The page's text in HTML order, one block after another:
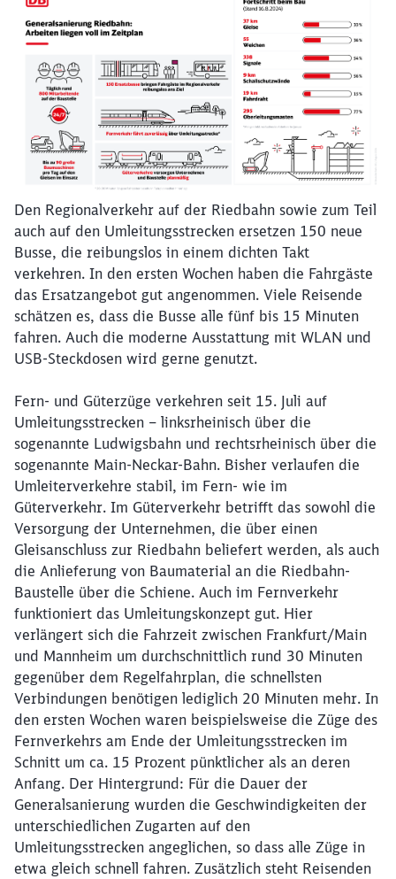
Den Regionalverkehr auf der Riedbahn sowie zum Teil
auch auf den Umleitungsstrecken ersetzen 150 neue
Busse, die reibungslos in einem dichten Takt
verkehren. In den ersten Wochen haben die Fahrgäste
das Ersatzangebot gut angenommen. Viele Reisende
schätzen es, dass die Busse alle fünf bis 15 Minuten
fahren. Auch die moderne Ausstattung mit WLAN und
USB-Steckdosen wird gerne genutzt.
Fern- und Güterzüge verkehren seit 15. Juli auf
Umleitungsstrecken – linksrheinisch über die
sogenannte Ludwigsbahn und rechtsrheinisch über die
sogenannte Main-Neckar-Bahn. Bisher verlaufen die
Umleiterverkehre stabil, im Fern- wie im
Güterverkehr. Im Güterverkehr betrifft das sowohl die
Versorgung der Unternehmen, die über einen
Gleisanschluss zur Riedbahn beliefert werden, als auch
die Anlieferung von Baumaterial an die Riedbahn-
Baustelle über die Schiene. Auch im Fernverkehr
funktioniert das Umleitungskonzept gut. Hier
verlängert sich die Fahrzeit zwischen Frankfurt/Main
und Mannheim um durchschnittlich rund 30 Minuten
gegenüber dem Regelfahrplan, die schnellsten
Verbindungen benötigen lediglich 20 Minuten mehr. In
den ersten Wochen waren beispielsweise die Züge des
Fernverkehrs am Ende der Umleitungsstrecken im
Schnitt um ca. 15 Prozent pünktlicher als an deren
Anfang. Der Hintergrund: Für die Dauer der
Generalsanierung wurden die Geschwindigkeiten der
unterschiedlichen Zugarten auf den
Umleitungsstrecken angeglichen, so dass alle Züge in
etwa gleich schnell fahren. Zusätzlich steht Reisenden
Schließen
Möchten Sie zu
werden?
Abbrechen Weiter